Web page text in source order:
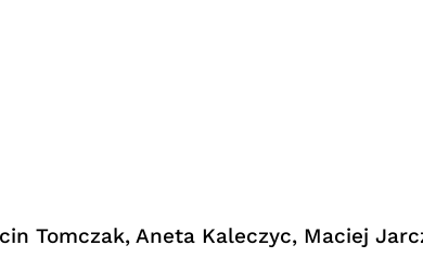
Tomczak, Aneta Kaleczyc, Maciej